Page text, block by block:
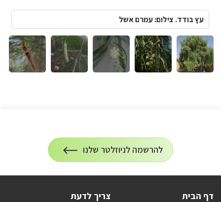
עץ בודד. צילום: עמרם אשל
הרשמה
להרשמה לניוזלטר שלנו
על
הרשמה
דף הבית צריך לדעת